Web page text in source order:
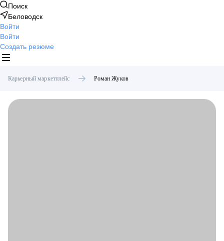
Поиск
Беловодск
Войти
Войти
Создать резюме
Карьерный маркетплейс Роман Жуков